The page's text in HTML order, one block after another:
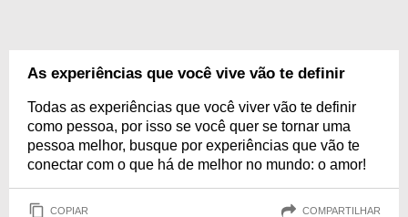
As experiências que você vive vão te definir
Todas as experiências que você viver vão te definir
como pessoa, por isso se você quer se tornar uma
pessoa melhor, busque por experiências que vão te
conectar com o que há de melhor no mundo: o amor!
COPIAR COMPARTILHAR